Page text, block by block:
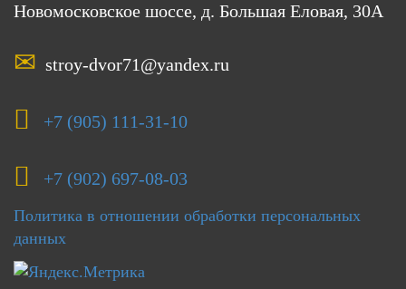
Новомосковское шоссе, д. Большая Еловая, 30А
stroy-dvor71@yandex.ru
+7 (905) 111-31-10
+7 (902) 697-08-03‬
Политика в отношении обработки персональных
данных